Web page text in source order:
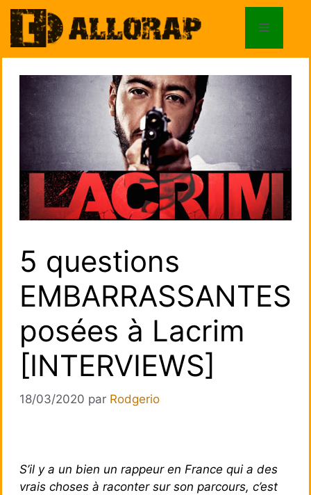
Aller
au
contenu
Menu
5 questions
EMBARRASSANTES
posées à Lacrim
[INTERVIEWS]
18/03/2020 par Rodgerio
S’il y a un bien un rappeur en France qui a des
vrais choses à raconter sur son parcours, c’est